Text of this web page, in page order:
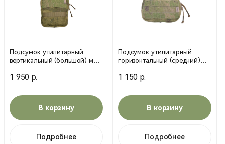
Подсумок утилитарный
вертикальный (большой) мох
1 950 р.
В корзину
Подробнее
Подсумок утилитарный
горизонтальный (средний)
1 150 р.
В корзину
Подробнее